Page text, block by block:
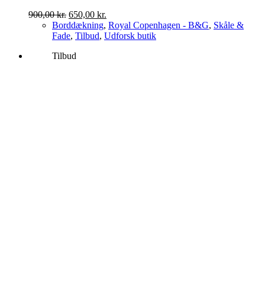
900,00kr. Den
oprindelige
pris
900,00 kr..
650,00 kr.
aktuelle
pris
Borddækning, Royal Copenhagen - B&G, Skåle &
Fade, Tilbud, Udforsk butik
Tilbud